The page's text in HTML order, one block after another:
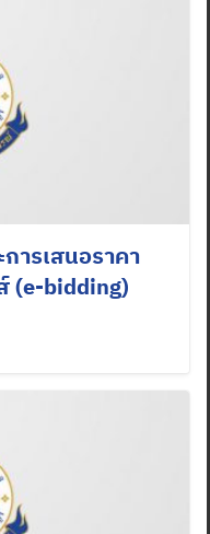
ารเสนอราคา
(e-bidding)